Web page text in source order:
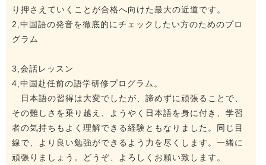
り押さえていくことが合格へ向けた最大の近道です。
2,中国語の発音を徹底的にチェックしたい方のためのプロ
グラム
3,会話レッスン
4,中国赴任前の語学研修プログラム。
日本語の習得は大変でしたが、諦めずに頑張ることで、
その難しさを乗り越え、ようやく日本語を身に付き、学習
者の気持ちもよく理解できる経験ともなりました。同じ目
線で、より良い勉強ができるよう力を尽くします。一緒に
頑張りましょう。どうぞ、よろしくお願い致します。